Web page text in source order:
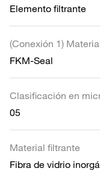
Elemento filtrante
(Conexión 1)
FKM-Seal
Clasificación en
05
Material filtrante
Fibra de vidrio